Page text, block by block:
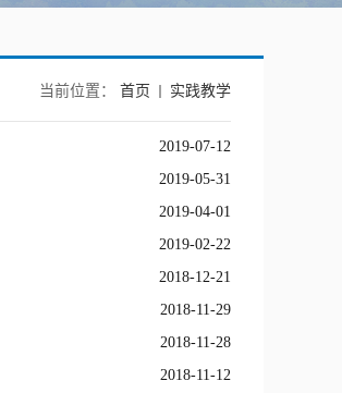
当前位置： 首页 实践教学
2019-07-12
2019-05-31
2019-04-01
2019-02-22
2018-12-21
2018-11-29
2018-11-28
2018-11-12